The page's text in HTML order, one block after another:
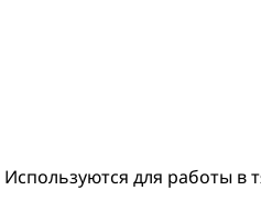
Используются для работы в